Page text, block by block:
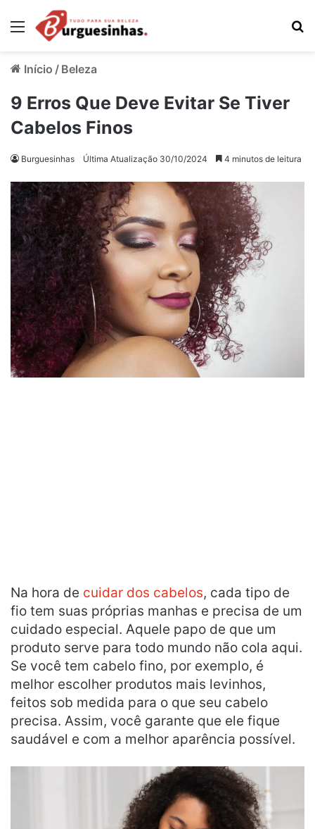
Menu
Início / Beleza
9 Erros Que Deve Evitar Se Tiver
Cabelos Finos
Burguesinhas Última Atualização 30/10/2024 4 minutos de leitura
Na hora de cuidar dos cabelos, cada tipo de
fio tem suas próprias manhas e precisa de um
cuidado especial. Aquele papo de que um
produto serve para todo mundo não cola aqui.
Se você tem cabelo fino, por exemplo, é
melhor escolher produtos mais levinhos,
feitos sob medida para o que seu cabelo
precisa. Assim, você garante que ele fique
saudável e com a melhor aparência possível.